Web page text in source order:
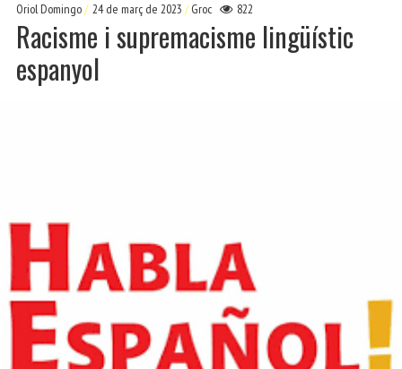
Oriol Domingo 24 de març de 2023 Groc 822
Racisme i supremacisme lingüístic
espanyol